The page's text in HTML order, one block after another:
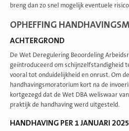
breng dan zo snel mogelijk eventuele
OPHEFFING
ACHTERGROND
De Wet Deregulering Beoordeling
geïntroduceerd om schijnzelfstandigheid
vooral tot onduidelijkheid en onrust. Om
handhavingsmoratorium kort na de
kortgezegd dat de Wet DBA weliswaar
praktijk de handhaving werd uitgesteld.
HANDHAVING PER 1 JANUARI 2025